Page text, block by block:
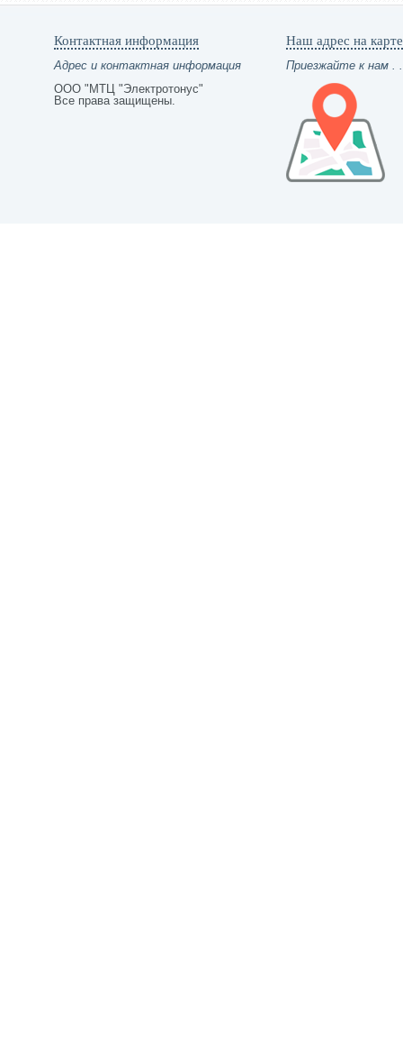
Контактная информация
Адрес и контактная информация
ООО "МТЦ "Электротонус"
Все права защищены.
Наш адрес на карте
Приезжайте к нам .